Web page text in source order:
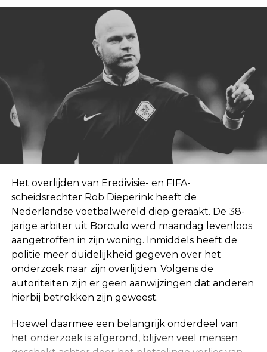
Het overlijden van Eredivisie- en FIFA-
scheidsrechter Rob Dieperink heeft de
Nederlandse voetbalwereld diep geraakt. De 38-
jarige arbiter uit Borculo werd maandag levenloos
aangetroffen in zijn woning. Inmiddels heeft de
politie meer duidelijkheid gegeven over het
onderzoek naar zijn overlijden. Volgens de
autoriteiten zijn er geen aanwijzingen dat anderen
hierbij betrokken zijn geweest.
Hoewel daarmee een belangrijk onderdeel van
het onderzoek is afgerond, blijven veel mensen